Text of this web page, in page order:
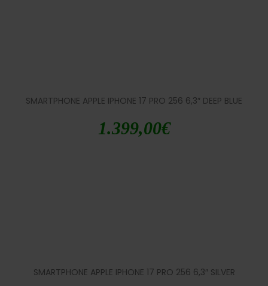
SMARTPHONE APPLE IPHONE 17 PRO 256 6,3″ DEEP BLUE
1.399,00€
SMARTPHONE APPLE IPHONE 17 PRO 256 6,3″ SILVER